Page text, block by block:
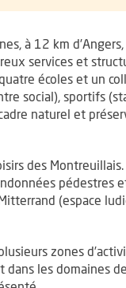
à 12 km
services et
écoles et un
social), sportifs
naturel et
des
pédestres
(espace
zones
les domaines